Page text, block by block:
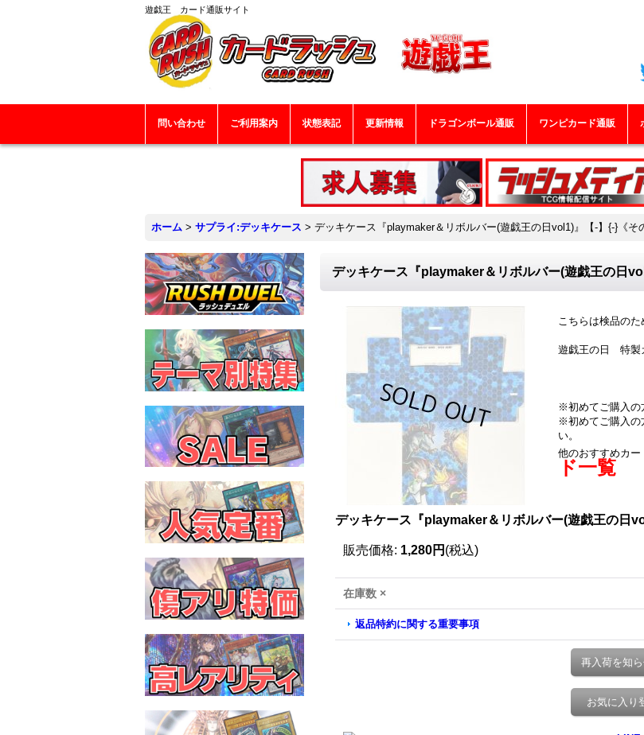
遊戯王 カード通販サイト
問い合わせ ご利用案内 状態表記 更新情報 ドラゴンボール通販 ワンピカード通販
ホーム > サプライ:デッキケース > デッキケース『playmaker＆リボルバー(遊戯王の日vol1)』【-】{-}《そ
デッキケース『playmaker＆リボルバー(遊戯王の日
こちらは検品のた
遊戯王の日 特製
※初めてご購入の
※初めてご購入の
い。
他のおすすめカ
ド一覧
デッキケース『playmaker＆リボルバー(遊戯王の日
販売価格: 1,280円 (税込)
在庫数 ×
返品特約に関する重要事項
再入荷を知
お気に入り